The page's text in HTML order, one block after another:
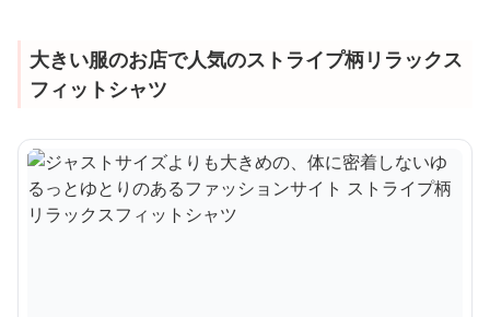
大きい服のお店で人気のストライプ柄リラックス
フィットシャツ